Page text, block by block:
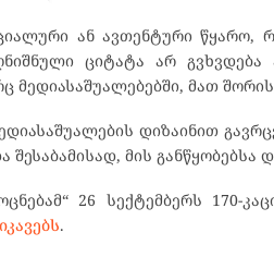
ან ავთენტური
ციტატა არ გვხვდება
მედიასაშუალებებში, მათ
დიზაინით
შესაბამისად, მის
26 სექტემბერს 170-
იკავებს.